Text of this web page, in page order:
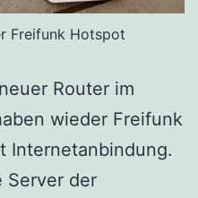
Freifunk Hotspot
Router im
wieder Freifunk
Internetanbindung.
Server der